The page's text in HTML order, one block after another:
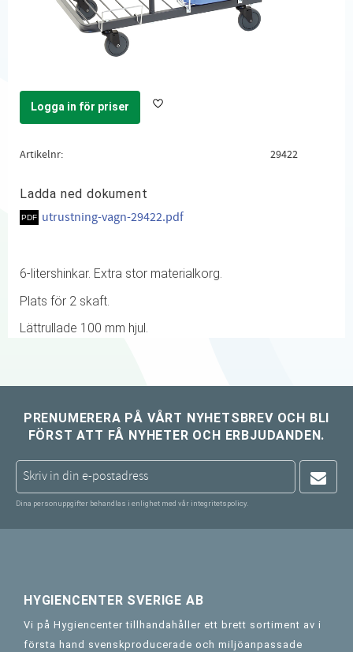
Logga in för priser Lägg till i favoriter
Artikelnr 29422
Ladda ned dokument
utrustning-vagn-29422.pdf
6-litershinkar. Extra stor materialkorg.
Plats för 2 skaft.
Lättrullade 100 mm hjul.
PRENUMERERA PÅ VÅRT NYHETSBREV OCH BLI
FÖRST ATT FÅ NYHETER OCH ERBJUDANDEN.
Dina personuppgifter behandlas i enlighet med vår integritetspolicy.
HYGIENCENTER SVERIGE AB
Vi på Hygiencenter tillhandahåller ett brett sortiment av i
första hand svenskproducerade och miljöanpassade